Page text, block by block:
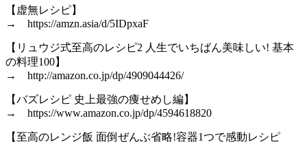
【虚無レシピ】
→ https://amzn.asia/d/5IDpxaF
【リュウジ式至高のレシピ2 人生でいちばん美味しい! 基本
の料理100】
→ http://amazon.co.jp/dp/4909044426/
【バズレシピ 史上最強の痩せめし編】
→ https://www.amazon.co.jp/dp/4594618820
【至高のレンジ飯 面倒ぜんぶ省略!容器1つで感動レシピ